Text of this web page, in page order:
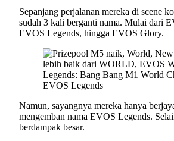
Sepanjang perjalanan mereka di scene
sudah 3 kali berganti nama. Mulai dari
EVOS Legends, hingga EVOS Glory.
Namun, sayangnya mereka hanya
mengemban nama EVOS Legends.
berdampak besar.